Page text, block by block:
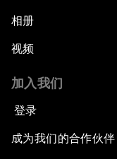
相册
视频
加入我们
登录
成为我们的合作伙伴